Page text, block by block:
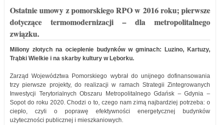
Ostatnie umowy z pomorskiego RPO w 2016 roku; pierwsze
dotyczące termomodernizacji – dla metropolitalnego
związku.
Miliony złotych na ocieplenie budynków w gminach: Luzino, Kartuzy,
Trąbki Wielkie i na skarby kultury w Lęborku.
Zarząd Województwa Pomorskiego wybrał do unijnego dofinansowania
trzy pierwsze projekty, do realizacji w ramach Strategii Zintegrowanych
Inwestycji Terytorialnych Obszaru Metropolitalnego Gdańsk – Gdynia –
Sopot do roku 2020. Chodzi o to, czego nam zimą najbardziej potrzeba: o
ciepło, czyli o poprawę efektywności energetycznej budynków
użyteczności publicznej i mieszkaniowych.